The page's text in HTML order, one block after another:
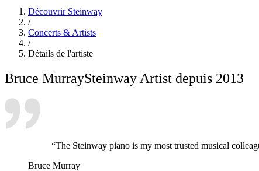
Découvrir Steinway
/
Concerts & Artists
/
Détails de l'artiste
Bruce MurraySteinway Artist depuis 2013
“The Steinway piano is my most trusted musical
Bruce Murray